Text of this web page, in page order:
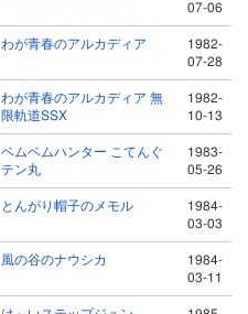
07-06
わが青春のアルカディア
1982-
07-28
わが青春のアルカディア 無
限軌道SSX
1982-
10-13
ベムベムハンター こてんぐ
テン丸
1983-
05-26
とんがり帽子のメモル
1984-
03-03
風の谷のナウシカ
1984-
03-11